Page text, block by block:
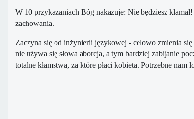
W 10 przykazaniach Bóg nakazuje: Nie będziesz
zachowania.
Zaczyna się od inżynierii językowej - celowo zmienia się
nie używa się słowa aborcja, a tym bardziej zabijanie
totalne kłamstwa, za które płaci kobieta. Potrzebne nam